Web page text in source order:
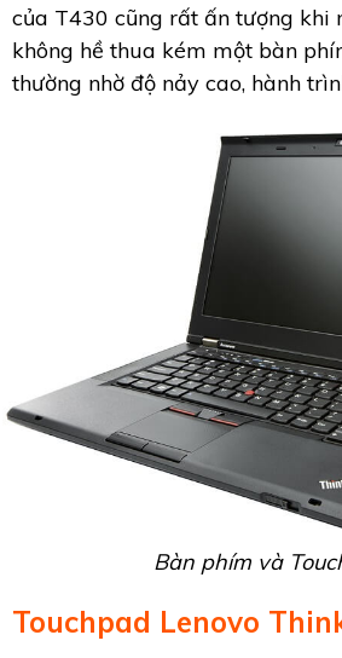
của T430 cũng rất ấn tượng khi
không hề thua kém một bàn
thường nhờ độ nảy cao, hành
Bàn phím và
Touchpad Lenovo